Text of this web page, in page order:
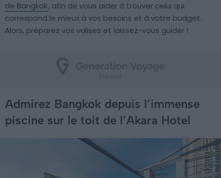
de Bangkok, afin de vous aider à trouver celui qui
correspond le mieux à vos besoins et à votre budget.
Alors, préparez vos valises et laissez-vous guider !
Admirez Bangkok depuis l’immense
piscine sur le toit de l’Akara Hotel